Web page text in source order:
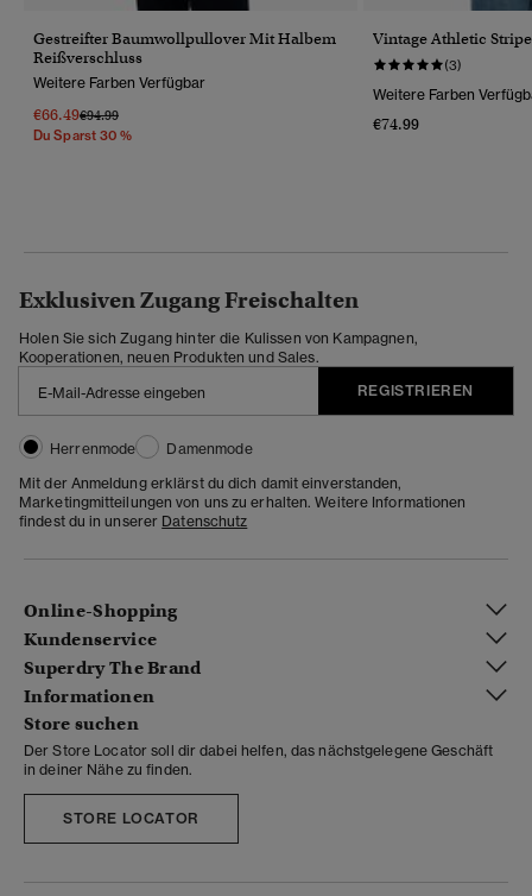
Gestreifter Baumwollpullover Mit Halbem
Reißverschluss
Weitere Farben Verfügbar
€66.49Preis Wurde Reduziert Von
€94.99Bis
Du Sparst 30 %
Vintage Athletic
(3)
Weitere Farben
€74.99
Exklusiven Zugang Freischalten
Holen Sie sich Zugang hinter die Kulissen von Kampagnen,
Kooperationen, neuen Produkten und Sales.
REGISTRIEREN
Herrenmode
Damenmode
Mit der Anmeldung erklärst du dich damit einverstanden,
Marketingmitteilungen von uns zu erhalten. Weitere Informationen
findest du in unserer Datenschutz
Online-Shopping
Kundenservice
Superdry The Brand
Informationen
Store suchen
Der Store Locator soll dir dabei helfen, das nächstgelegene Geschäft
in deiner Nähe zu finden.
STORE LOCATOR